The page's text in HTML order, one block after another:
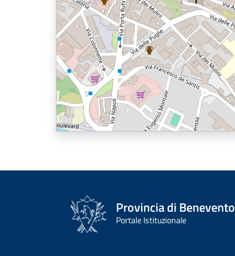
Provincia di Benevento
Portale Istituzionale